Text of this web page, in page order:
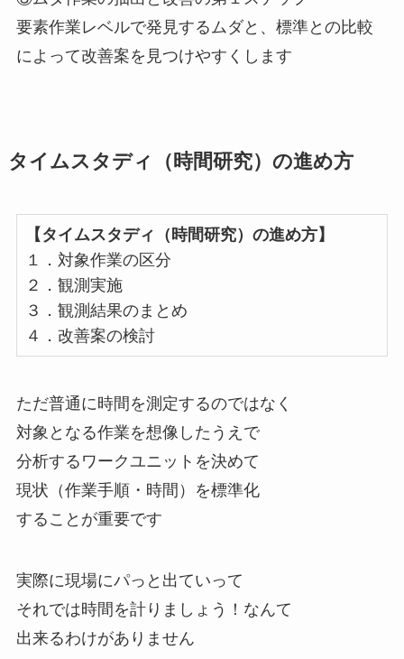
要素作業レベルで発見するムダと、標準との比較
によって改善案を見つけやすくします
タイムスタディ（時間研究）の進め方
【タイムスタディ（時間研究）の進め方】
１．対象作業の区分
２．観測実施
３．観測結果のまとめ
４．改善案の検討
ただ普通に時間を測定するのではなく
対象となる作業を想像したうえで
分析するワークユニットを決めて
現状（作業手順・時間）を標準化
することが重要です
実際に現場にパっと出ていって
それでは時間を計りましょう！なんて
出来るわけがありません